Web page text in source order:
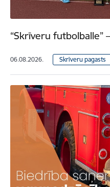
“Skrīveru futbolballe”
06.08.2026. Skrīveru pagasts